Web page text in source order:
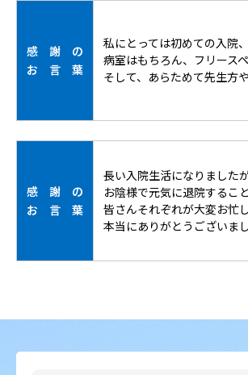
感 謝 の
お 言 葉
私にとっては初めての入院
病室はもちろん、フリース
そして、あらためて先生方
感 謝 の
お 言 葉
長い入院生活になりました
お陰様で元気に退院するこ
皆さんそれぞれが大変お忙
本当にありがとうございまし